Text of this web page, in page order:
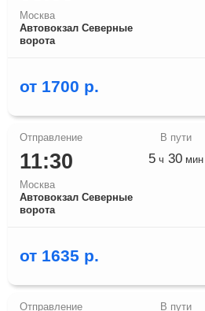
Москва
Автовокзал Северные
ворота
от 1700 р.
11:30
Москва
Автовокзал Северные
ворота
5 ч 30 мин
от 1635 р.